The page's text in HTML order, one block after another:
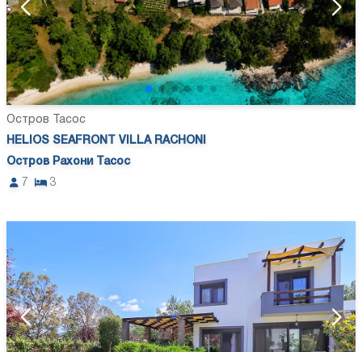
Остров Тасос
HELIOS SEAFRONT VILLA RACHONI
Остров Рахони Тасос
7
3